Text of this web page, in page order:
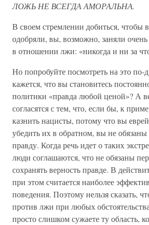
ЛОЖЬ НЕ ВСЕГДА АМОРАЛЬНА.
В своем стремлении добиться, чтобы
одобряли, вы, возможно, заняли
в отношении лжи: «никогда и ни за
Но попробуйте посмотреть на это
кажется, что вы становитесь
политики «правда любой ценой»? А
согласятся с тем, что, если бы, к
казнить нацисты, потому что вы
убедить их в обратном, вы не
правду. Когда речь идет о таких
люди соглашаются, что не обязаны
сохранять верность правде. В
при этом считается наиболее
поведения. Поэтому нельзя сказать,
против лжи при любых
просто слишком сужаете ту область,